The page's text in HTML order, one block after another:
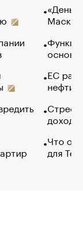
Маск в
основ
ЕС
нефти
Что
для